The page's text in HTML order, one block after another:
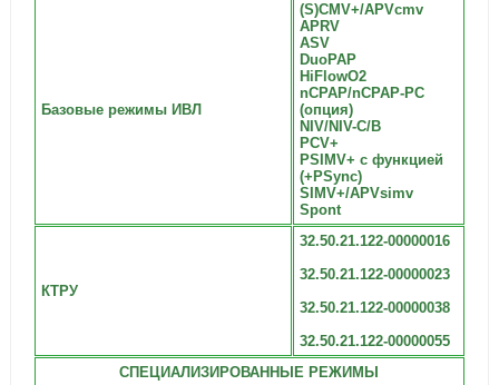
Базовые режимы ИВЛ
(S)CMV+/APVcmv
APRV
ASV
DuoPAP
HiFlowO2
nCPAP/nCPAP-PC
(опция)
NIV/NIV-C/B
PCV+
PSIMV+ с функцией
(+PSync)
SIMV+/APVsimv
Spont
КТРУ
32.50.21.122-00000016
32.50.21.122-00000023
32.50.21.122-00000038
32.50.21.122-00000055
СПЕЦИАЛИЗИРОВАННЫЕ РЕЖИМЫ